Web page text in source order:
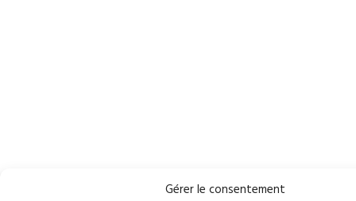
Gérer le consentement